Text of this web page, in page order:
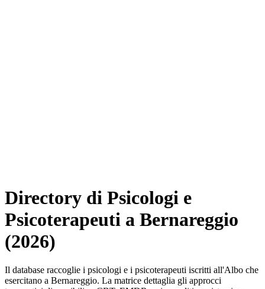
Directory di Psicologi e
Psicoterapeuti a Bernareggio
(2026)
Il database raccoglie i psicologi e i psicoterapeuti iscritti all'Albo che
esercitano a Bernareggio. La matrice dettaglia gli approcci